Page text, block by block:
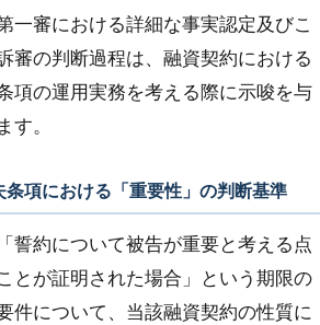
一審における詳細な事実認定及びこ
審の判断過程は、融資契約における
項の運用実務を考える際に示唆を与
す。
条項における「重要性」の判断基準
誓約について被告が重要と考える点
とが証明された場合」という期限の
件について、当該融資契約の性質に